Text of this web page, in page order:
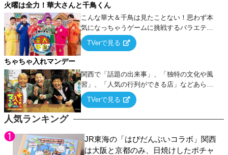
人気ランキング
JR東海の「はぴだんぶいコラボ」関西
は大阪と京都のみ、日焼けしたポチャ
火曜は全力！華大さんと千鳥くん
こんな華大＆千鳥は見たことない！思わず本
気になっちゃうゲームに挑戦するバラエティ
ー！
TVerで見る
ちゃちゃ入れマンデー
関西で「話題の出来事」、「独特の文化や風
習」、「人気の行列ができる店」などあらゆ
るテーマについて好き放題にちゃちゃを入れ
ていく関西色を前面に押し出したトークバラ
TVerで見る